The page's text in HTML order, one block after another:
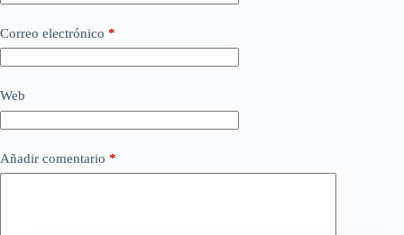
Correo electrónico *
Web
Añadir comentario *